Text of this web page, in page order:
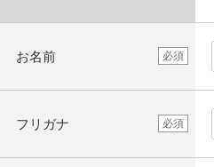
お名前 必須
フリガナ 必須